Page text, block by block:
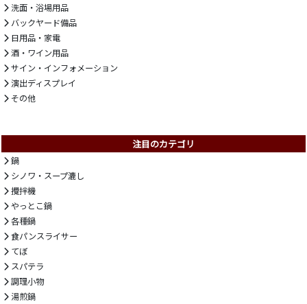
洗面・浴場用品
バックヤード備品
日用品・家電
酒・ワイン用品
サイン・インフォメーション
演出ディスプレイ
その他
注目のカテゴリ
鍋
シノワ・スープ漉し
攪拌機
やっとこ鍋
各種鍋
食パンスライサー
てぼ
スパテラ
調理小物
湯煎鍋